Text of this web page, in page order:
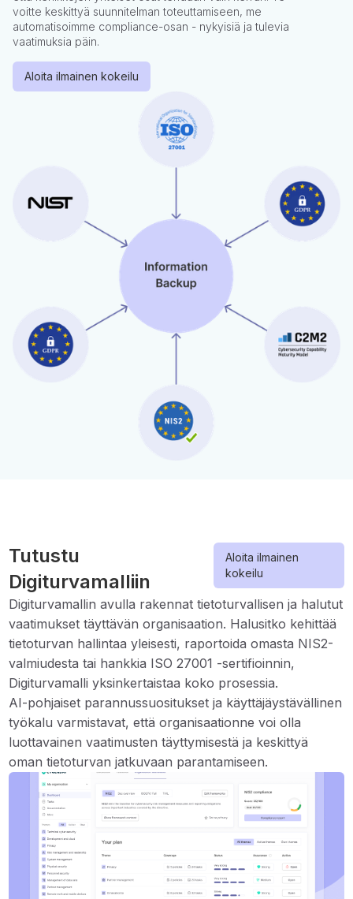
voitte keskittyä suunnitelman toteuttamiseen, me
automatisoimme compliance-osan - nykyisiä ja tulevia
vaatimuksia päin.
Aloita ilmainen kokeilu
Tutustu
Digiturvamalliin
Aloita ilmainen
kokeilu
Digiturvamallin avulla rakennat tietoturvallisen ja halutut
vaatimukset täyttävän organisaation. Halusitko kehittää
tietoturvan hallintaa yleisesti, raportoida omasta NIS2-
valmiudesta tai hankkia ISO 27001 -sertifioinnin,
Digiturvamalli yksinkertaistaa koko prosessia.
AI-pohjaiset parannussuositukset ja käyttäjäystävällinen
työkalu varmistavat, että organisaationne voi olla
luottavainen vaatimusten täyttymisestä ja keskittyä
oman tietoturvan jatkuvaan parantamiseen.